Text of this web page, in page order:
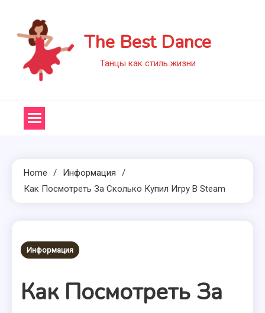
content
The Best Dance
Танцы как стиль жизни
Home
Информация
Как Посмотреть За Сколько Купил Игру В Steam
Информация
Как Посмотреть За